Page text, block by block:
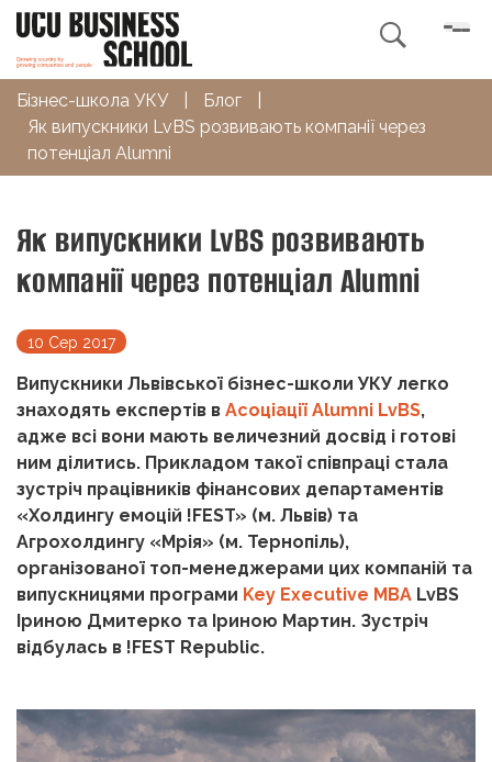

Бізнес-школа УКУ Блог
Як випускники LvBS розвивають компанії через
потенціал Alumni
Як випускники LvBS розвивають
компанії через потенціал Alumni
10 Сер 2017
Випускники Львівської бізнес-школи УКУ легко
знаходять експертів в Асоціації Alumni LvBS,
адже всі вони мають величезний досвід і готові
ним ділитись. Прикладом такої співпраці стала
зустріч працівників фінансових департаментів
«Холдингу емоцій !FEST» (м. Львів) та
Агрохолдингу «Мрія» (м. Тернопіль),
організованої топ-менеджерами цих компаній та
випускницями програми Key Executive MBA LvBS
Іриною Дмитерко та Іриною Мартин. Зустріч
відбулась в !FEST Republic.